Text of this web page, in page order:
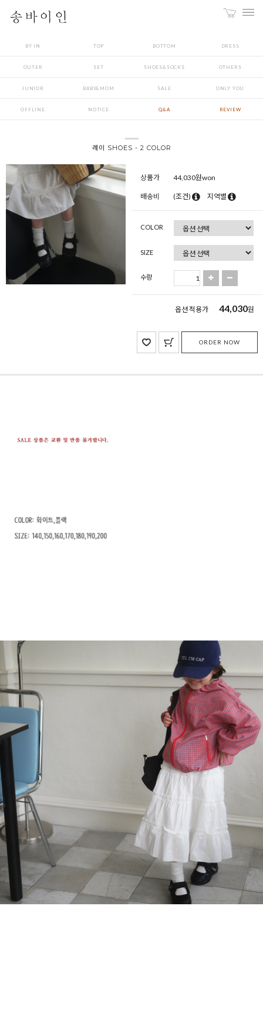
BY IN TOP BOTTOM DRESS
OUTER SET SHOES&SOCKS OTHERS
JUNIOR BABY&MOM SALE ONLY YOU
OFFLINE NOTICE Q&A REVIEW
레이 SHOES - 2 COLOR
상품가 44,030원won
배송비 (조건) 지역별
COLOR
SIZE
수량
옵션 적용가 44,030원
ORDER NOW